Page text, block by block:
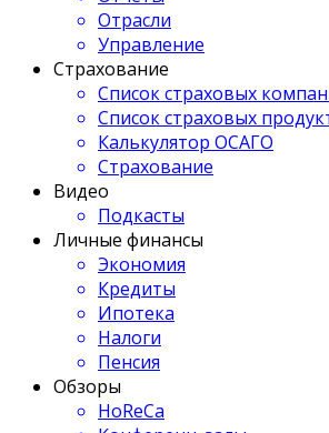
Отрасли
Управление
Страхование
Список страховых
Список страховых
Калькулятор ОСАГО
Страхование
Видео
Подкасты
Личные финансы
Экономия
Кредиты
Ипотека
Налоги
Пенсия
Обзоры
HoReCa